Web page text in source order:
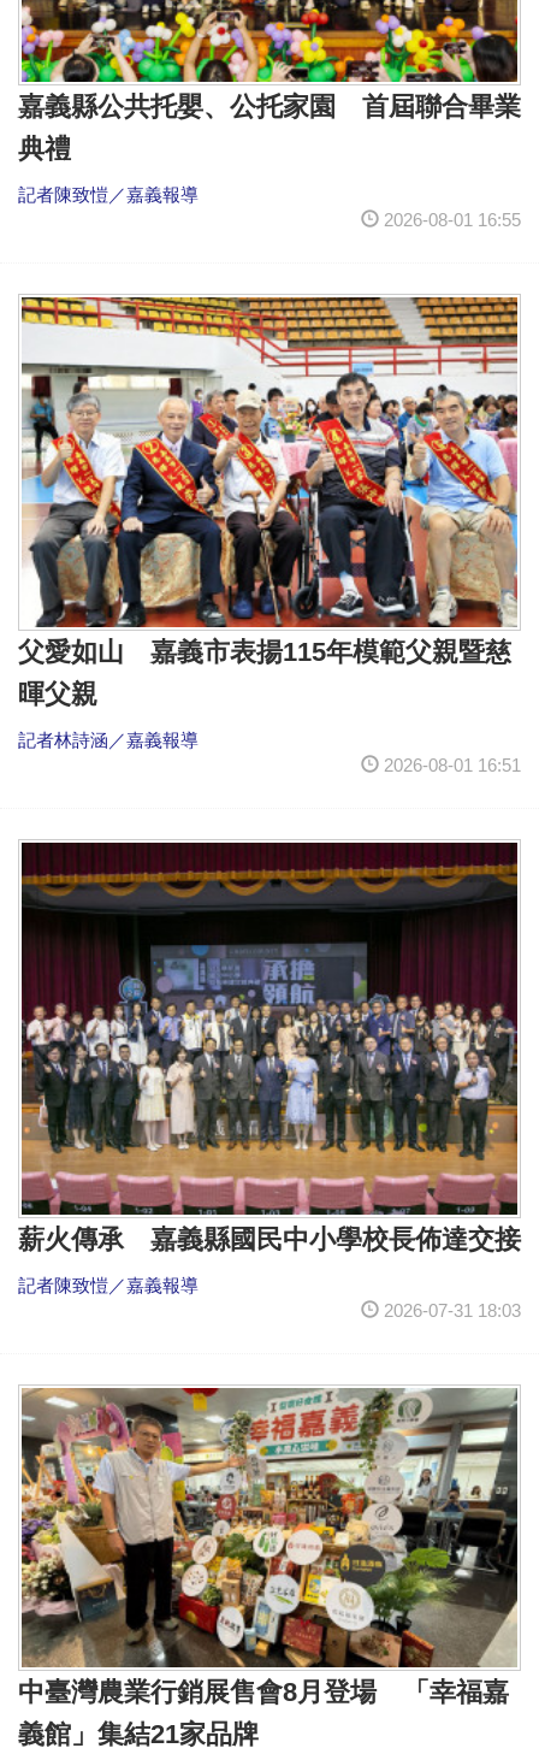
嘉義縣公共托嬰、公托家園 首屆聯合畢業
典禮
記者陳致愷／嘉義報導
2026-08-01 16:55
父愛如山 嘉義市表揚115年模範父親暨慈
暉父親
記者林詩涵／嘉義報導
2026-08-01 16:51
薪火傳承 嘉義縣國民中小學校長佈達交接
記者陳致愷／嘉義報導
2026-07-31 18:03
中臺灣農業行銷展售會8月登場 「幸福嘉
義館」集結21家品牌